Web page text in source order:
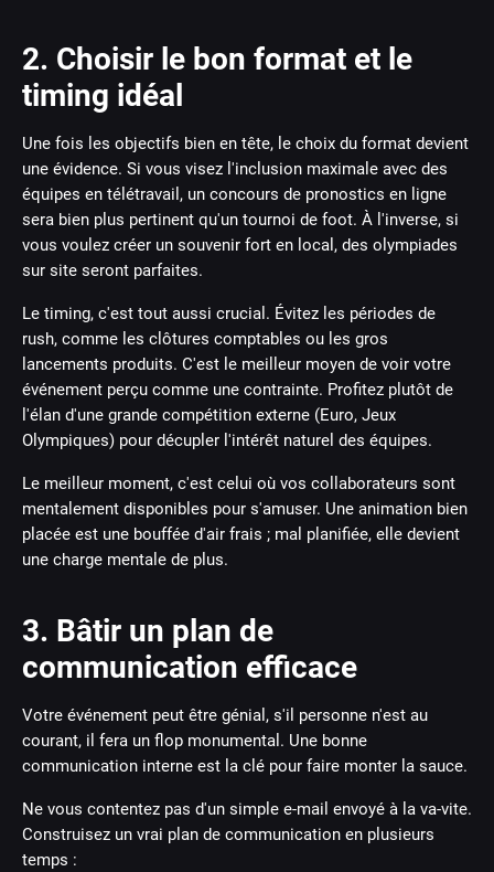
2. Choisir le bon format et le
timing idéal
Une fois les objectifs bien en tête, le choix du format devient
une évidence. Si vous visez l'inclusion maximale avec des
équipes en télétravail, un concours de pronostics en ligne
sera bien plus pertinent qu'un tournoi de foot. À l'inverse, si
vous voulez créer un souvenir fort en local, des olympiades
sur site seront parfaites.
Le timing, c'est tout aussi crucial. Évitez les périodes de
rush, comme les clôtures comptables ou les gros
lancements produits. C'est le meilleur moyen de voir votre
événement perçu comme une contrainte. Profitez plutôt de
l'élan d'une grande compétition externe (Euro, Jeux
Olympiques) pour décupler l'intérêt naturel des équipes.
Le meilleur moment, c'est celui où vos collaborateurs sont
mentalement disponibles pour s'amuser. Une animation bien
placée est une bouffée d'air frais ; mal planifiée, elle devient
une charge mentale de plus.
3. Bâtir un plan de
communication efficace
Votre événement peut être génial, s'il personne n'est au
courant, il fera un flop monumental. Une bonne
communication interne est la clé pour faire monter la sauce.
Ne vous contentez pas d'un simple e-mail envoyé à la va-vite.
Construisez un vrai plan de communication en plusieurs
temps :